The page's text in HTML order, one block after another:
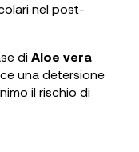
nel post-
di Aloe vera
una detersione
il rischio di